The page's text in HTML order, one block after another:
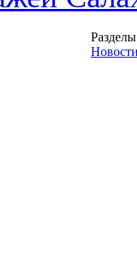
Новости